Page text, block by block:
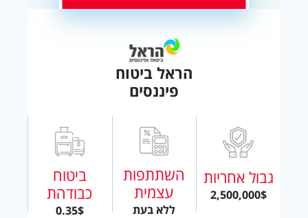
הראל ביטוח
פיננסים
גבול אחריות
2,500,000$
השתתפות
עצמית
ללא בעת
ביטוח
כבודהת
0.35$